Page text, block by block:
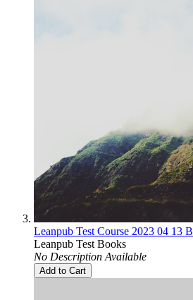
Leanpub Test Course 2023 04 13 B
Leanpub Test Books
No Description Available
Add to Cart